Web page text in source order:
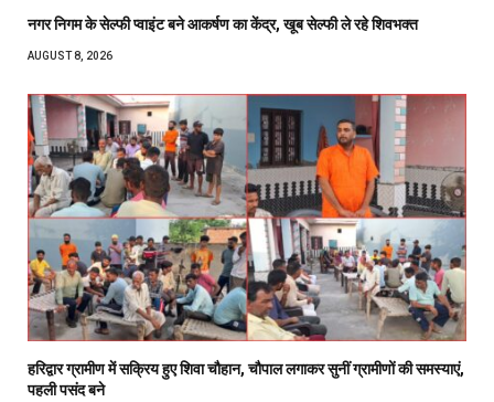
नगर निगम के सेल्फी प्वाइंट बने आकर्षण का केंद्र, खूब सेल्फी ले रहे शिवभक्त
AUGUST 8, 2026
हरिद्वार ग्रामीण में सक्रिय हुए शिवा चौहान, चौपाल लगाकर सुनीं ग्रामीणों की समस्याएं,
पहली पसंद बने